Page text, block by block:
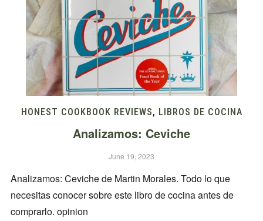
HONEST COOKBOOK REVIEWS, LIBROS DE COCINA
Analizamos: Ceviche
June 19, 2023
Analizamos: Ceviche de Martin Morales. Todo lo que
necesitas conocer sobre este libro de cocina antes de
comprarlo. opinion